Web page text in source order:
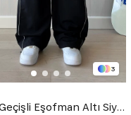
3
Biye Geçişli Eşofman Altı Siyah